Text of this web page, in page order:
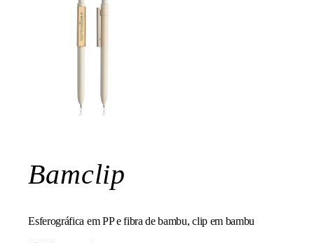
Bamclip
Esferográfica em PP e fibra de bambu, clip em bambu